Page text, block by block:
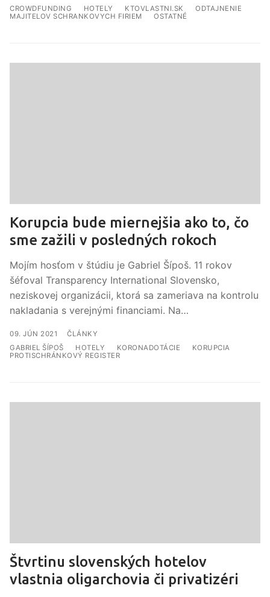
CROWDFUNDING
HOTELY KTOVLASTNI.SK
ODTAJNENIE
MAJITELOV SCHRANKOVYCH FIRIEM
OSTATNÉ
Korupcia bude miernejšia ako to, čo
sme zažili v posledných rokoch
Mojím hosťom v štúdiu je Gabriel Šípoš. 11 rokov
šéfoval Transparency International Slovensko,
neziskovej organizácii, ktorá sa zameriava na kontrolu
nakladania s verejnými financiami. Na…
ČLÁNKY
GABRIEL ŠÍPOŠ
HOTELY KORONADOTÁCIE
KORUPCIA
PROTISCHRÁNKOVÝ REGISTER
Štvrtinu slovenských hotelov
vlastnia oligarchovia či privatizéri